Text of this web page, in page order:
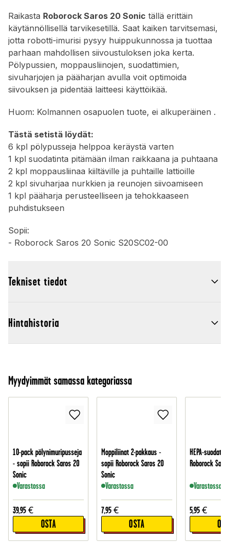
Raikasta Roborock Saros 20 Sonic tällä erittäin
käytännöllisellä tarvikesetillä. Saat kaiken tarvitsemasi,
jotta robotti-imurisi pysyy huippukunnossa ja tuottaa
parhaan mahdollisen siivoustuloksen joka kerta.
Pölypussien, moppausliinojen, suodattimien,
sivuharjojen ja pääharjan avulla voit optimoida
siivouksen ja pidentää laitteesi käyttöikää.
Huom: Kolmannen osapuolen tuote, ei alkuperäinen .
Tästä setistä löydät:
6 kpl pölypusseja helppoa keräystä varten
1 kpl suodatinta pitämään ilman raikkaana ja puhtaana
2 kpl moppausliinaa kiiltäville ja puhtaille lattioille
2 kpl sivuharjaa nurkkien ja reunojen siivoamiseen
1 kpl pääharja perusteelliseen ja tehokkaaseen
puhdistukseen
Sopii:
- Roborock Saros 20 Sonic S20SC02-00
Tekniset tiedot
Hintahistoria
Myydyimmät samassa kategoriassa
10-pack pölynimuripusseja
- sopii Roborock Saros 20
Sonic
Varastossa
39,95 €
OSTA
Moppiliinat 2-pakkaus -
sopii Roborock Saros 20
Sonic
Varastossa
7,95 €
OSTA
HEPA-
Roborock
Varastossa
5,95 €